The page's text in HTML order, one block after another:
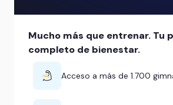
Mucho más que entrenar. Tu
completo de bienestar.
Acceso a más de 1.700